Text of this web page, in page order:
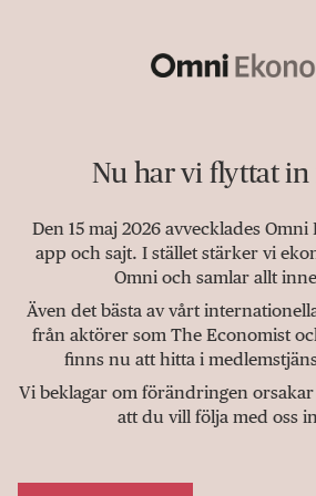
Nu har vi flyttat in
Den 15 maj 2026 avvecklades
app och sajt. I stället stärker vi
Omni och samlar allt
Även det bästa av vårt
från aktörer som The Economist
finns nu att hitta i
Vi beklagar om förändringen
att du vill följa med oss